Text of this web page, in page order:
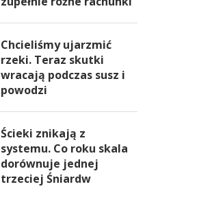
Chcieliśmy ujarzmić
rzeki. Teraz skutki
wracają podczas susz i
powodzi
Ścieki znikają z
systemu. Co roku skala
dorównuje jednej
trzeciej Śniardw